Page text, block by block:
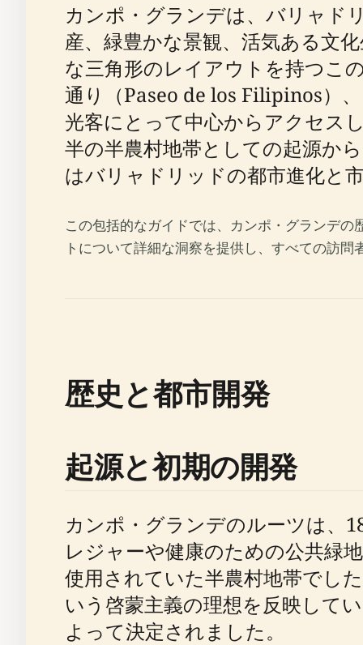
カンポ・グランデは、バリャド
産、緑豊かな景観、活気ある文
な三角形のレイアウトを持つこ
通り（Paseo de los Filipinos）
光客にとって中心からアクセス
半の半農村地帯としての起源か
はバリャドリッドの都市進化と
この包括的なガイドでは、カンポ・グランデ
トについて詳細な洞察を提供し、すべての訪問
歴史と都市開発
起源と初期の開発
カンポ・グランデのルーツは、
レジャーや健康のための公共緑
使用されていた半農村地帯でし
いう啓蒙主義の理想を反映して
よって決定されました。